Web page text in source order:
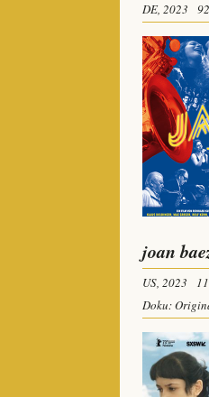
DE, 2023
joan
US, 2023
Doku: